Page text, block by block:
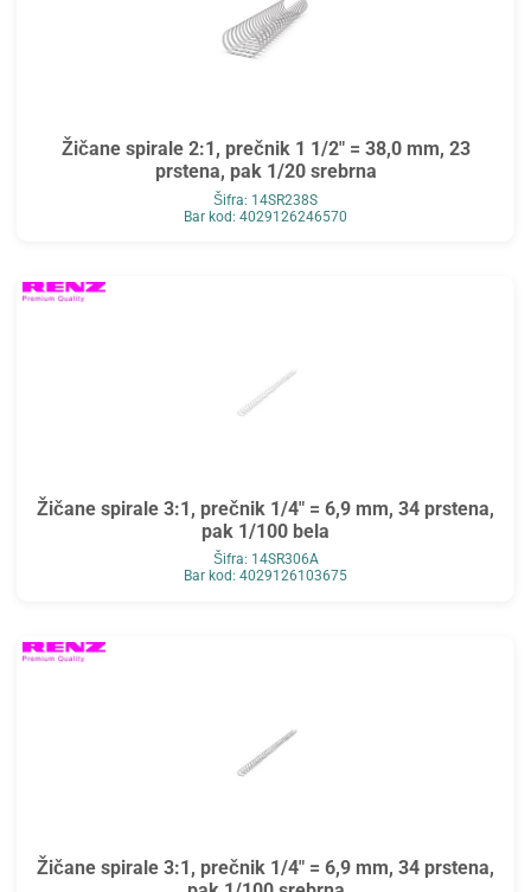
Žičane spirale 2:1, prečnik 1 1/2" = 38,0 mm, 23
prstena, pak 1/20 srebrna
Šifra: 14SR238S
Bar kod: 4029126246570
Žičane spirale 3:1, prečnik 1/4" = 6,9 mm, 34 prstena,
pak 1/100 bela
Šifra: 14SR306A
Bar kod: 4029126103675
Žičane spirale 3:1, prečnik 1/4" = 6,9 mm, 34 prstena,